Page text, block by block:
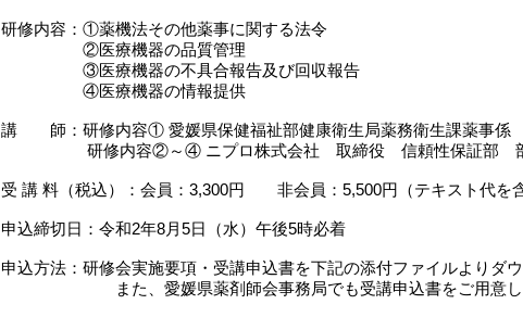
研修内容：①薬機法その他薬事に関する法令
②医療機器の品質管理
③医療機器の不具合報告及び回収報告
④医療機器の情報提供
講 師：研修内容① 愛媛県保健福祉部健康衛生局薬務衛生課薬事係
研修内容②～④ ニプロ株式会社 取締役 信頼性保証部 部
受 講 料（税込）：会員：3,300円 非会員：5,500円（テキスト代を含
申込締切日：令和2年8月5日（水）午後5時必着
申込方法：研修会実施要項・受講申込書を下記の添付ファイルよりダ
また、愛媛県薬剤師会事務局でも受講申込書をご用意して